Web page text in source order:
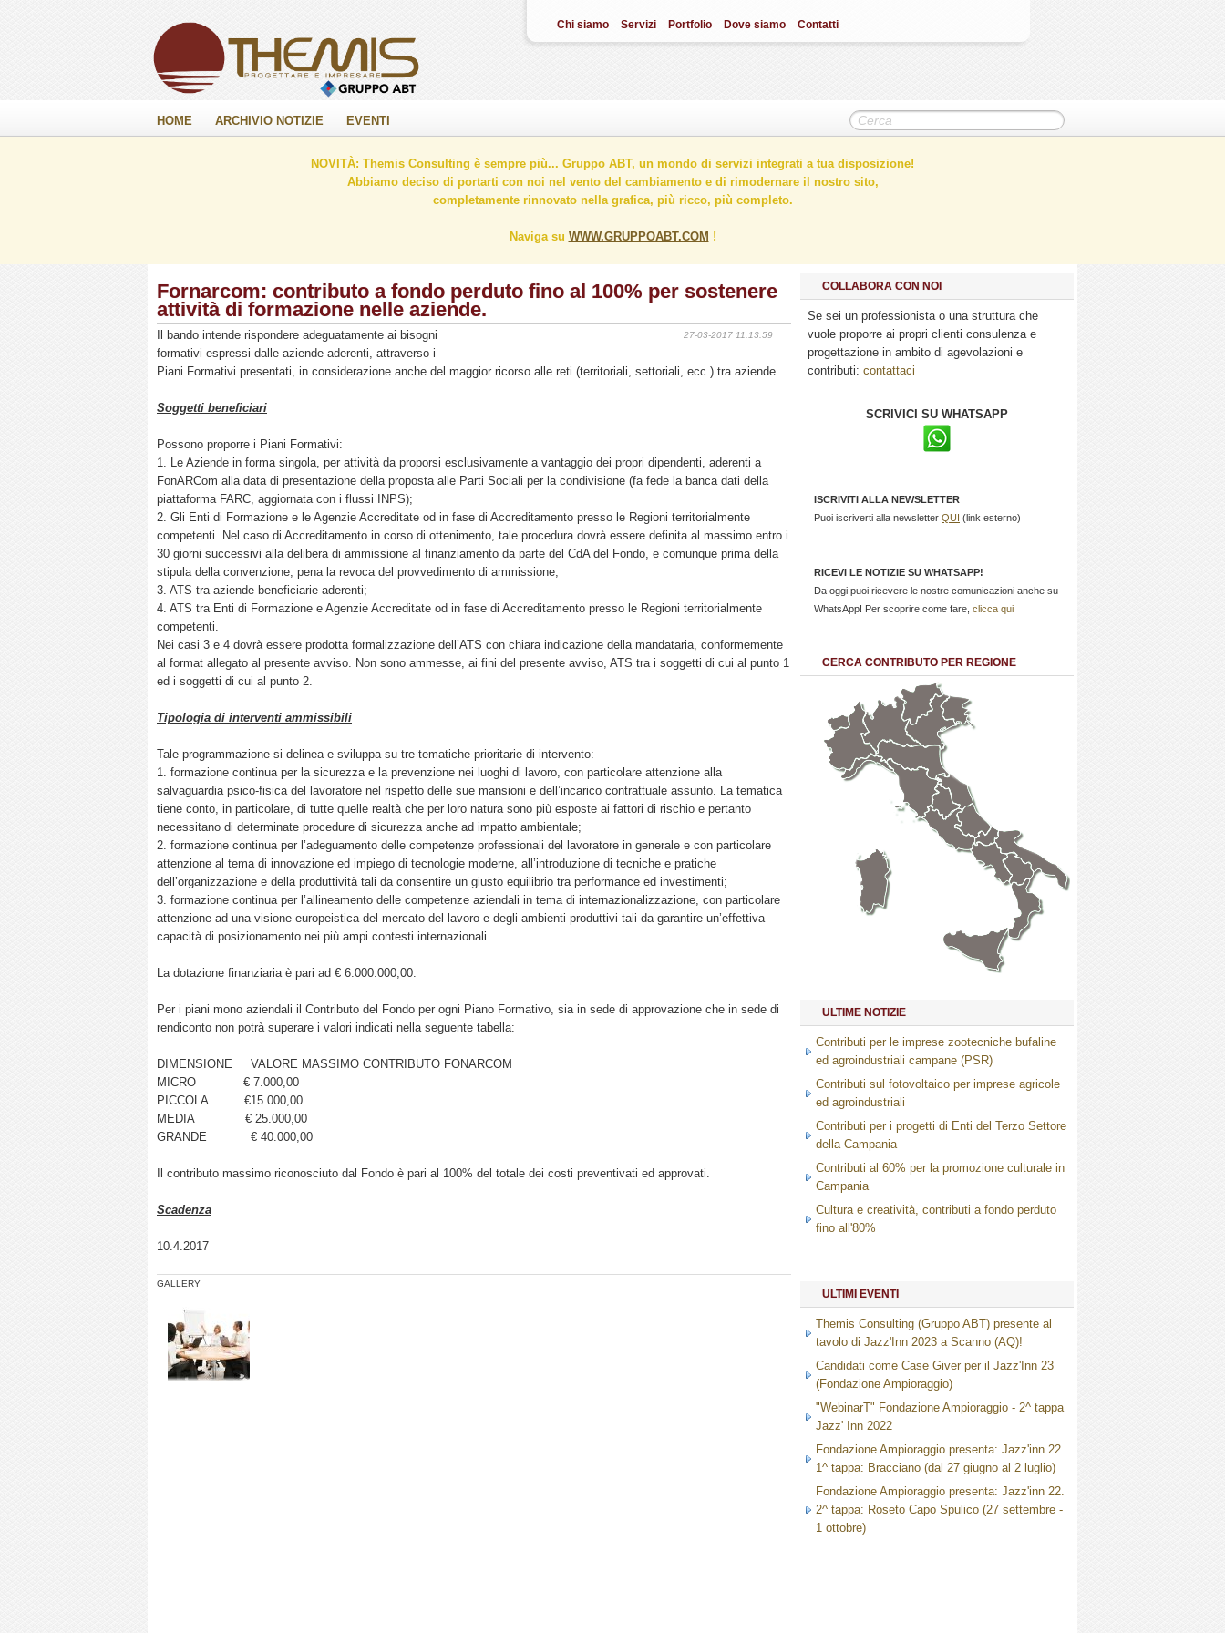
Chi siamo Servizi Portfolio Dove siamo Contatti
HOME ARCHIVIO NOTIZIE EVENTI
NOVITÀ: Themis Consulting è sempre più... Gruppo ABT, un mondo di servizi integrati a tua disposizione!
Abbiamo deciso di portarti con noi nel vento del cambiamento e di rimodernare il nostro sito,
completamente rinnovato nella grafica, più ricco, più completo.
Naviga su WWW.GRUPPOABT.COM !
Fornarcom: contributo a fondo perduto fino al 100% per sostenere
attività di formazione nelle aziende.
27-03-2017 11:13:59
Il bando intende rispondere adeguatamente ai bisogni
formativi espressi dalle aziende aderenti, attraverso i
Piani Formativi presentati, in considerazione anche del maggior ricorso alle reti (territoriali, settoriali, ecc.) tra aziende.
Soggetti beneficiari
Possono proporre i Piani Formativi:
1. Le Aziende in forma singola, per attività da proporsi esclusivamente a vantaggio dei propri dipendenti, aderenti a
FonARCom alla data di presentazione della proposta alle Parti Sociali per la condivisione (fa fede la banca dati della
piattaforma FARC, aggiornata con i flussi INPS);
2. Gli Enti di Formazione e le Agenzie Accreditate od in fase di Accreditamento presso le Regioni territorialmente
competenti. Nel caso di Accreditamento in corso di ottenimento, tale procedura dovrà essere definita al massimo entro i
30 giorni successivi alla delibera di ammissione al finanziamento da parte del CdA del Fondo, e comunque prima della
stipula della convenzione, pena la revoca del provvedimento di ammissione;
3. ATS tra aziende beneficiarie aderenti;
4. ATS tra Enti di Formazione e Agenzie Accreditate od in fase di Accreditamento presso le Regioni territorialmente
competenti.
Nei casi 3 e 4 dovrà essere prodotta formalizzazione dell’ATS con chiara indicazione della mandataria, conformemente
al format allegato al presente avviso. Non sono ammesse, ai fini del presente avviso, ATS tra i soggetti di cui al punto 1
ed i soggetti di cui al punto 2.
Tipologia di interventi ammissibili
Tale programmazione si delinea e sviluppa su tre tematiche prioritarie di intervento:
1. formazione continua per la sicurezza e la prevenzione nei luoghi di lavoro, con particolare attenzione alla
salvaguardia psico-fisica del lavoratore nel rispetto delle sue mansioni e dell’incarico contrattuale assunto. La tematica
tiene conto, in particolare, di tutte quelle realtà che per loro natura sono più esposte ai fattori di rischio e pertanto
necessitano di determinate procedure di sicurezza anche ad impatto ambientale;
2. formazione continua per l’adeguamento delle competenze professionali del lavoratore in generale e con particolare
attenzione al tema di innovazione ed impiego di tecnologie moderne, all’introduzione di tecniche e pratiche
dell’organizzazione e della produttività tali da consentire un giusto equilibrio tra performance ed investimenti;
3. formazione continua per l’allineamento delle competenze aziendali in tema di internazionalizzazione, con particolare
attenzione ad una visione europeistica del mercato del lavoro e degli ambienti produttivi tali da garantire un’effettiva
capacità di posizionamento nei più ampi contesti internazionali.
La dotazione finanziaria è pari ad € 6.000.000,00.
Per i piani mono aziendali il Contributo del Fondo per ogni Piano Formativo, sia in sede di approvazione che in sede di
rendiconto non potrà superare i valori indicati nella seguente tabella:
DIMENSIONE VALORE MASSIMO CONTRIBUTO FONARCOM
MICRO € 7.000,00
PICCOLA €15.000,00
MEDIA € 25.000,00
GRANDE € 40.000,00
Il contributo massimo riconosciuto dal Fondo è pari al 100% del totale dei costi preventivati ed approvati.
Scadenza
10.4.2017
GALLERY
COLLABORA CON NOI
Se sei un professionista o una struttura che
vuole proporre ai propri clienti consulenza e
progettazione in ambito di agevolazioni e
contributi: contattaci
SCRIVICI SU WHATSAPP
ISCRIVITI ALLA NEWSLETTER
Puoi iscriverti alla newsletter QUI (link esterno)
RICEVI LE NOTIZIE SU WHATSAPP!
Da oggi puoi ricevere le nostre comunicazioni anche su
WhatsApp! Per scoprire come fare, clicca qui
CERCA CONTRIBUTO PER REGIONE
Abruzzo
Basilicata
Emilia Romagna
Friuli
Venezia
Giulia
Lombardia
Marche
Molise
Piemonte
Puglia
Trentino
Adige
Umbria
Valle
d'Aosta
ULTIME NOTIZIE
Contributi per le imprese zootecniche bufaline
ed agroindustriali campane (PSR)
Contributi sul fotovoltaico per imprese agricole
ed agroindustriali
Contributi per i progetti di Enti del Terzo Settore
della Campania
Contributi al 60% per la promozione culturale in
Campania
Cultura e creatività, contributi a fondo perduto
fino all'80%
ULTIMI EVENTI
Themis Consulting (Gruppo ABT) presente al
tavolo di Jazz'Inn 2023 a Scanno (AQ)!
Candidati come Case Giver per il Jazz'Inn 23
(Fondazione Ampioraggio)
"WebinarT" Fondazione Ampioraggio - 2^ tappa
Jazz' Inn 2022
Fondazione Ampioraggio presenta: Jazz'inn 22.
1^ tappa: Bracciano (dal 27 giugno al 2 luglio)
Fondazione Ampioraggio presenta: Jazz'inn 22.
2^ tappa: Roseto Capo Spulico (27 settembre -
1 ottobre)